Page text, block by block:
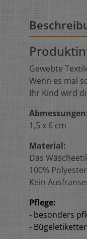
Gewebte
Wenn es mal
Ihr Kind wird
1,5 x 6 cm
Material:
Das
100%
Kein
Pflege:
- besonders
-